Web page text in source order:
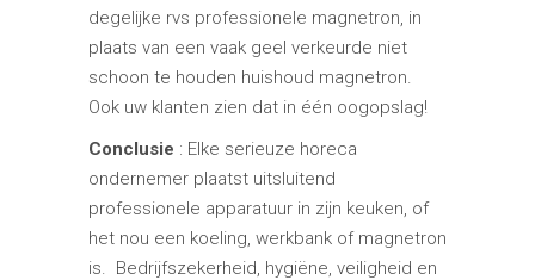
degelijke rvs professionele magnetron, in
plaats van een vaak geel verkeurde niet
schoon te houden huishoud magnetron.
Ook uw klanten zien dat in één oogopslag!
Conclusie : Elke serieuze horeca
ondernemer plaatst uitsluitend
professionele apparatuur in zijn keuken, of
het nou een koeling, werkbank of magnetron
is. Bedrijfszekerheid, hygiëne, veiligheid en